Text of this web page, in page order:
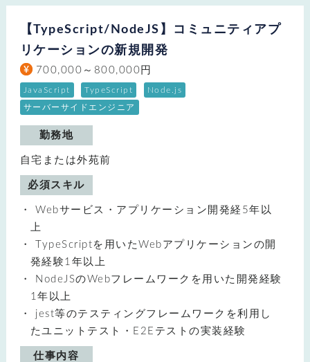
【TypeScript/NodeJS】コミュニティアプ
リケーションの新規開発
700,000～800,000円
JavaScript TypeScript Node.js
サーバーサイドエンジニア
勤務地
自宅または外苑前
必須スキル
Webサービス・アプリケーション開発経5年以
上
TypeScriptを用いたWebアプリケーションの開
発経験1年以上
NodeJSのWebフレームワークを用いた開発経験
1年以上
jest等のテスティングフレームワークを利用し
たユニットテスト・E2Eテストの実装経験
仕事内容